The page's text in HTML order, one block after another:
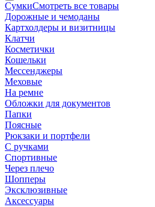
СумкиСмотреть все товары
Дорожные и чемоданы
Картхолдеры и визитницы
Клатчи
Косметички
Кошельки
Мессенджеры
Меховые
На ремне
Обложки для документов
Папки
Поясные
Рюкзаки и портфели
С ручками
Спортивные
Через плечо
Шопперы
Эксклюзивные
Аксессуары